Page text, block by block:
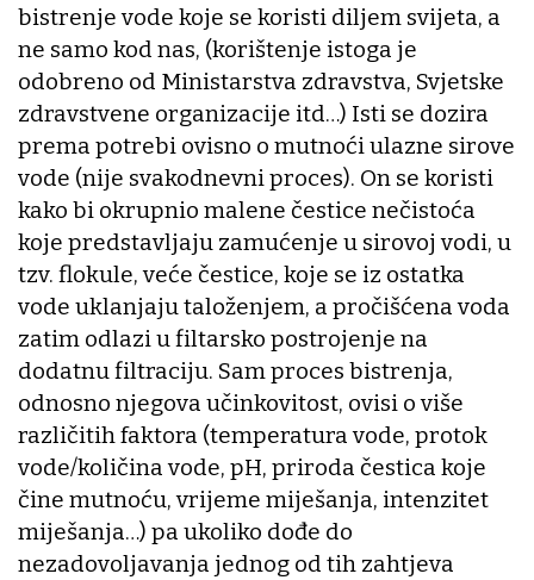
bistrenje vode koje se koristi diljem svijeta, a
ne samo kod nas, (korištenje istoga je
odobreno od Ministarstva zdravstva, Svjetske
zdravstvene organizacije itd…) Isti se dozira
prema potrebi ovisno o mutnoći ulazne sirove
vode (nije svakodnevni proces). On se koristi
kako bi okrupnio malene čestice nečistoća
koje predstavljaju zamućenje u sirovoj vodi, u
tzv. flokule, veće čestice, koje se iz ostatka
vode uklanjaju taloženjem, a pročišćena voda
zatim odlazi u filtarsko postrojenje na
dodatnu filtraciju. Sam proces bistrenja,
odnosno njegova učinkovitost, ovisi o više
različitih faktora (temperatura vode, protok
vode/količina vode, pH, priroda čestica koje
čine mutnoću, vrijeme miješanja, intenzitet
miješanja…) pa ukoliko dođe do
nezadovoljavanja jednog od tih zahtjeva